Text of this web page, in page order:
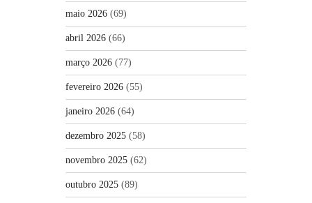
maio 2026 (69)
abril 2026 (66)
março 2026 (77)
fevereiro 2026 (55)
janeiro 2026 (64)
dezembro 2025 (58)
novembro 2025 (62)
outubro 2025 (89)